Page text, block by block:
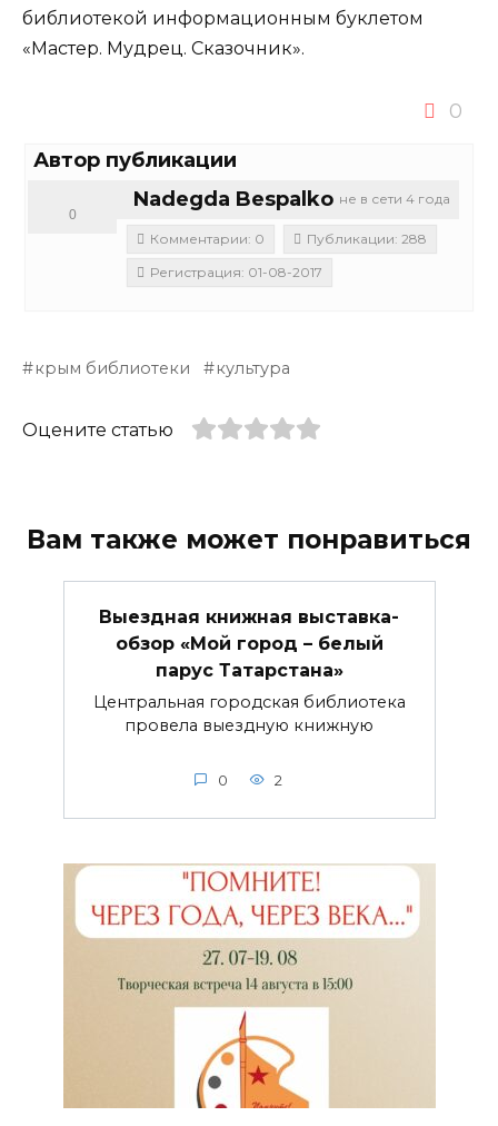
библиотекой информационным буклетом
«Мастер. Мудрец. Сказочник».
0
Автор публикации
не в сети 4 года
Nadegda Bespalko
0
Комментарии: 0
Публикации: 288
Регистрация: 01-08-2017
крым библиотеки культура
Оцените статью
Вам также может понравиться
Выездная книжная выставка-
обзор «Мой город – белый
парус Татарстана»
Центральная городская библиотека
провела выездную книжную
0 2